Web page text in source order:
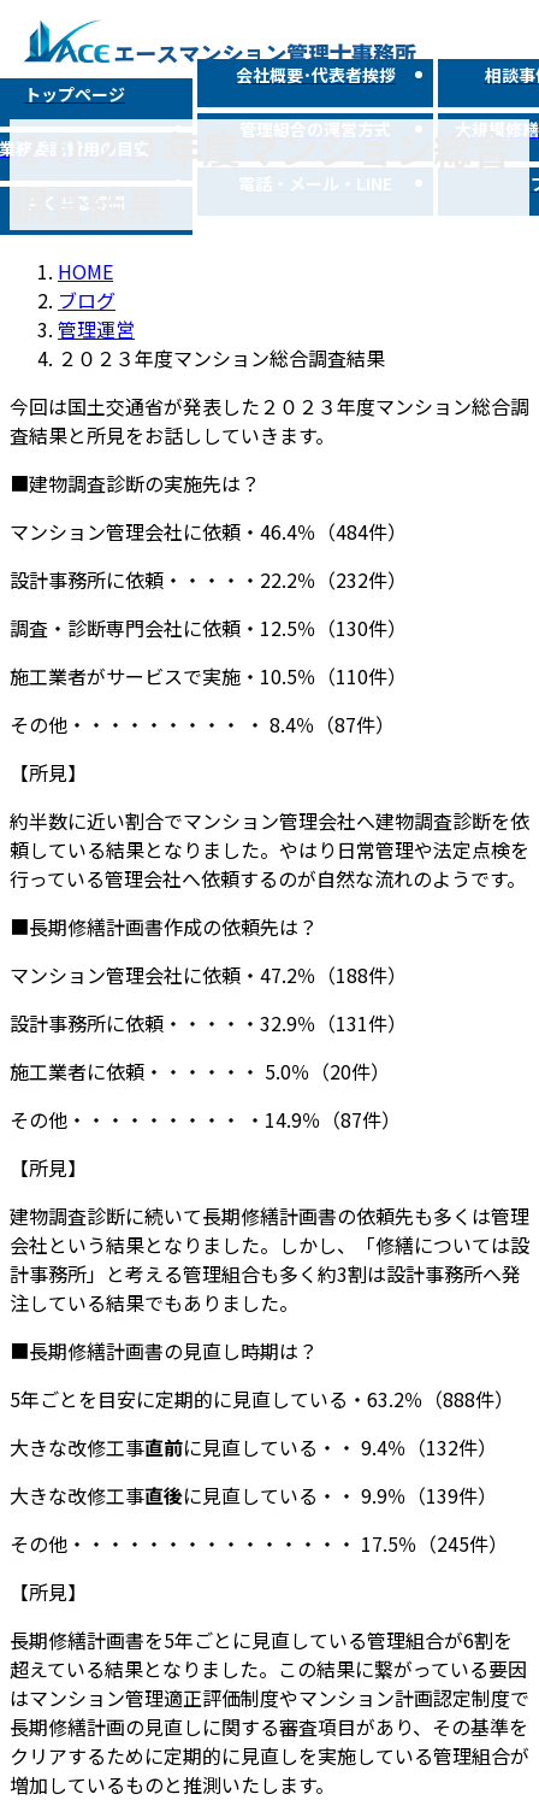
ン
テ
ン
ツ
へ
ス
キ
ビ
ゲ
ー
シ
ョ
ン
に
トップページ
業務委託費用の目安
よくある質問
会社概要･代表者挨拶
管理組合の運営方式
電話・メール・LINE
相談
大規模修
２０２３年度マンション総合
調査結果
HOME
ブログ
管理運営
２０２３年度マンション総合調査結果
今回は国土交通省が発表した２０２３年度マンション総合調
査結果と所見をお話ししていきます。
■建物調査診断の実施先は？
マンション管理会社に依頼・46.4％（484件）
設計事務所に依頼・・・・・22.2％（232件）
調査・診断専門会社に依頼・12.5％（130件）
施工業者がサービスで実施・10.5％（110件）
その他・・・・・・・・・ ・ 8.4％（87件）
【所見】
約半数に近い割合でマンション管理会社へ建物調査診断を依
頼している結果となりました。やはり日常管理や法定点検を
行っている管理会社へ依頼するのが自然な流れのようです。
■長期修繕計画書作成の依頼先は？
マンション管理会社に依頼・47.2％（188件）
設計事務所に依頼・・・・・32.9％（131件）
施工業者に依頼・・・・・・ 5.0％（20件）
その他・・・・・・・・・ ・14.9％（87件）
【所見】
建物調査診断に続いて長期修繕計画書の依頼先も多くは管理
会社という結果となりました。しかし、「修繕については設
計事務所」と考える管理組合も多く約3割は設計事務所へ発
注している結果でもありました。
■長期修繕計画書の見直し時期は？
5年ごとを目安に定期的に見直している・63.2％（888件）
大きな改修工事直前に見直している・・ 9.4％（132件）
大きな改修工事直後に見直している・・ 9.9％（139件）
その他・・・・・・・・・・・・・・・ 17.5％（245件）
【所見】
長期修繕計画書を5年ごとに見直している管理組合が6割を
超えている結果となりました。この結果に繋がっている要因
はマンション管理適正評価制度やマンション計画認定制度で
長期修繕計画の見直しに関する審査項目があり、その基準を
クリアするために定期的に見直しを実施している管理組合が
増加しているものと推測いたします。